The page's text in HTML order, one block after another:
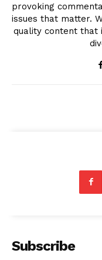
provoking
issues that matter.
quality content that
Subscribe